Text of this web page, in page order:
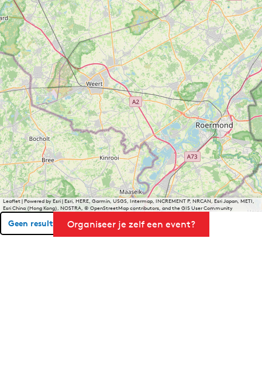
Leaflet|Powered by Esri | Esri, HERE, Garmin, USGS, Intermap, INCREMENT P, NRCAN, Esri Japan, METI,
Esri China (Hong Kong), NOSTRA, © OpenStreetMap contributors, and the GIS User Community
Geen resultaten gevondenOrganiseer je zelf een event?